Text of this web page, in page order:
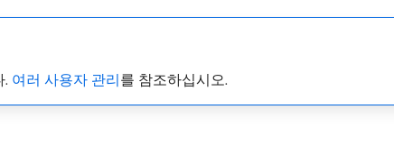
. 여러 사용자 관리를 참조하십시오.